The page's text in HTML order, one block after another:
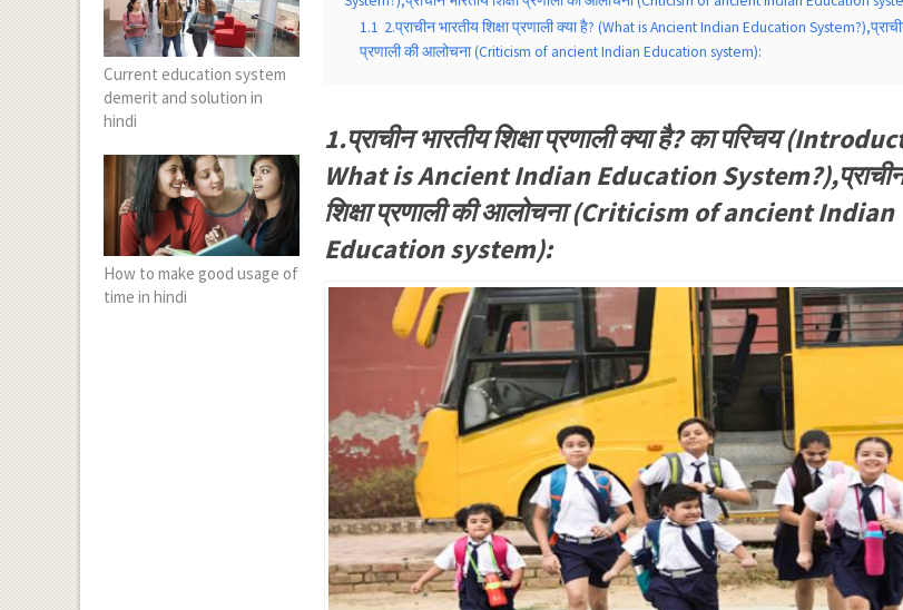
1.1 2.प्राचीन भारतीय शिक्षा प्रणाली क्या है? (What is Ancient Indian Education
प्रणाली की आलोचना (Criticism of ancient Indian Education system):
1.प्राचीन भारतीय शिक्षा प्रणाली क्या है? का परिचय
What is Ancient Indian Education System?),प्राचीन
शिक्षा प्रणाली की आलोचना (Criticism of ancient Indian
Education system):
Current education system
demerit and solution in
hindi
How to make good usage of
time in hindi